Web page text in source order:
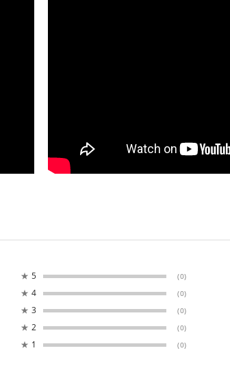
★ 5 (0)
★ 4 (0)
★ 3 (0)
★ 2 (0)
★ 1 (0)